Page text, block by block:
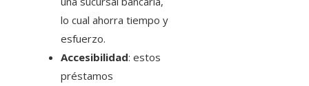
lo cual ahorra tiempo y
esfuerzo.
Accesibilidad: estos
préstamos